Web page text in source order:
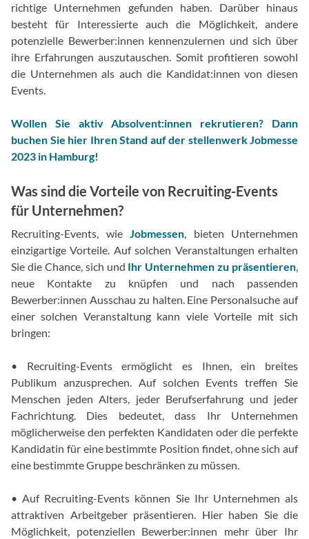
richtige Unternehmen gefunden haben. Darüber hinaus
besteht für Interessierte auch die Möglichkeit, andere
potenzielle Bewerber:innen kennenzulernen und sich über
ihre Erfahrungen auszutauschen. Somit profitieren sowohl
die Unternehmen als auch die Kandidat:innen von diesen
Events.
Wollen Sie aktiv Absolvent:innen rekrutieren? Dann
buchen Sie hier Ihren Stand auf der stellenwerk Jobmesse
2023 in Hamburg!
Was sind die Vorteile von Recruiting-Events
für Unternehmen?
Recruiting-Events, wie Jobmessen, bieten Unternehmen
einzigartige Vorteile. Auf solchen Veranstaltungen erhalten
Sie die Chance, sich und Ihr Unternehmen zu präsentieren,
neue Kontakte zu knüpfen und nach passenden
Bewerber:innen Ausschau zu halten. Eine Personalsuche auf
einer solchen Veranstaltung kann viele Vorteile mit sich
bringen:
• Recruiting-Events ermöglicht es Ihnen, ein breites
Publikum anzusprechen. Auf solchen Events treffen Sie
Menschen jeden Alters, jeder Berufserfahrung und jeder
Fachrichtung. Dies bedeutet, dass Ihr Unternehmen
möglicherweise den perfekten Kandidaten oder die perfekte
Kandidatin für eine bestimmte Position findet, ohne sich auf
eine bestimmte Gruppe beschränken zu müssen.
• Auf Recruiting-Events können Sie Ihr Unternehmen als
attraktiven Arbeitgeber präsentieren. Hier haben Sie die
Möglichkeit, potenziellen Bewerber:innen mehr über Ihr